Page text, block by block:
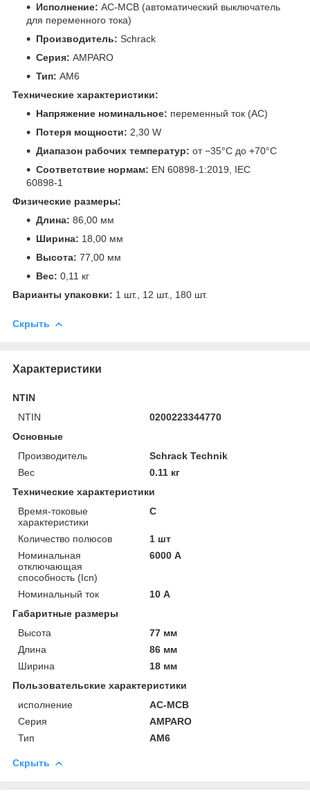
Исполнение: AC-MCB (автоматический выключатель
для переменного тока)
Производитель: Schrack
Серия: AMPARO
Тип: AM6
Технические характеристики:
Напряжение номинальное: переменный ток (AC)
Потеря мощности: 2,30 W
Диапазон рабочих температур: от −35°C до +70°C
Соответствие нормам: EN 60898-1:2019, IEC
60898-1
Физические размеры:
Длина: 86,00 мм
Ширина: 18,00 мм
Высота: 77,00 мм
Вес: 0,11 кг
Варианты упаковки: 1 шт., 12 шт., 180 шт.
Скрыть
Характеристики
NTIN
NTIN
0200223344770
Основные
Производитель
Schrack Technik
Вес
0.11 кг
Технические характеристики
Время-токовые
характеристики
C
Количество полюсов
1 шт
Номинальная
отключающая
способность (Icn)
6000 А
Номинальный ток
10 А
Габаритные размеры
Высота
77 мм
Длина
86 мм
Ширина
18 мм
Пользовательские характеристики
исполнение
AC-MCB
Серия
AMPARO
Тип
AM6
Скрыть